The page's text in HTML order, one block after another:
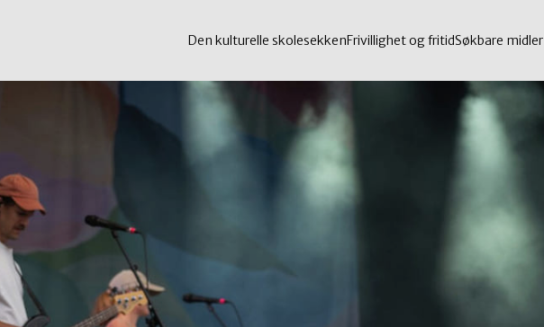
Den kulturelle skolesekkenFrivillighet og fritidSøkbare midler